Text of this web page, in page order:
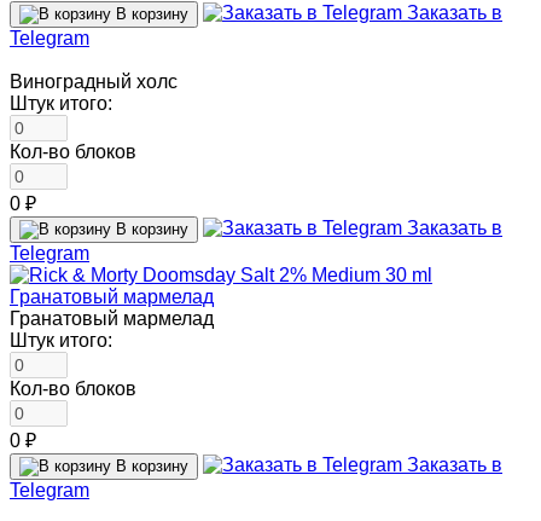
В корзину
Заказать в
Telegram
Виноградный холс
Штук итого:
Кол-во блоков
0 ₽
В корзину
Заказать в
Telegram
Гранатовый мармелад
Штук итого:
Кол-во блоков
0 ₽
В корзину
Заказать в
Telegram